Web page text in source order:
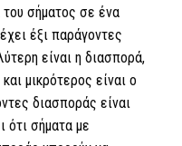
του σήματος σε ένα
έξι παράγοντες
είναι η διασπορά,
μικρότερος είναι ο
διασποράς είναι
ότι σήματα με